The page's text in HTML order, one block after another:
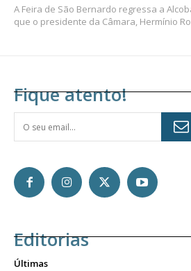
A Feira de São Bernardo regressa a
que o presidente da Câmara, Hermínio
Fique atento!
Editorias
Últimas